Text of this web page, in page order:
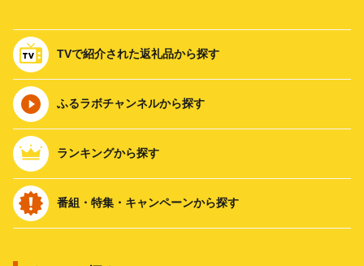
TVで紹介された返礼品から探す
ふるラボチャンネルから探す
ランキングから探す
番組・特集・キャンペーンから探す